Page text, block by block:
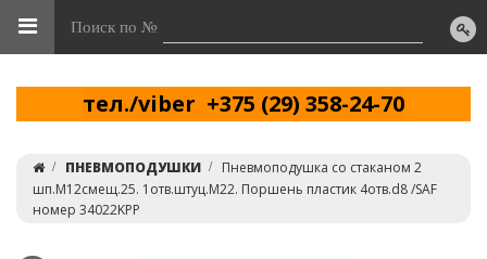
Поиск по №
тел./viber +375 (29) 358-24-70
ПНЕВМОПОДУШКИ
Пневмоподушка со стаканом 2
шп.M12смещ.25. 1отв.штуц.M22. Поршень пластик 4отв.d8 /SAF
номер 34022KPP